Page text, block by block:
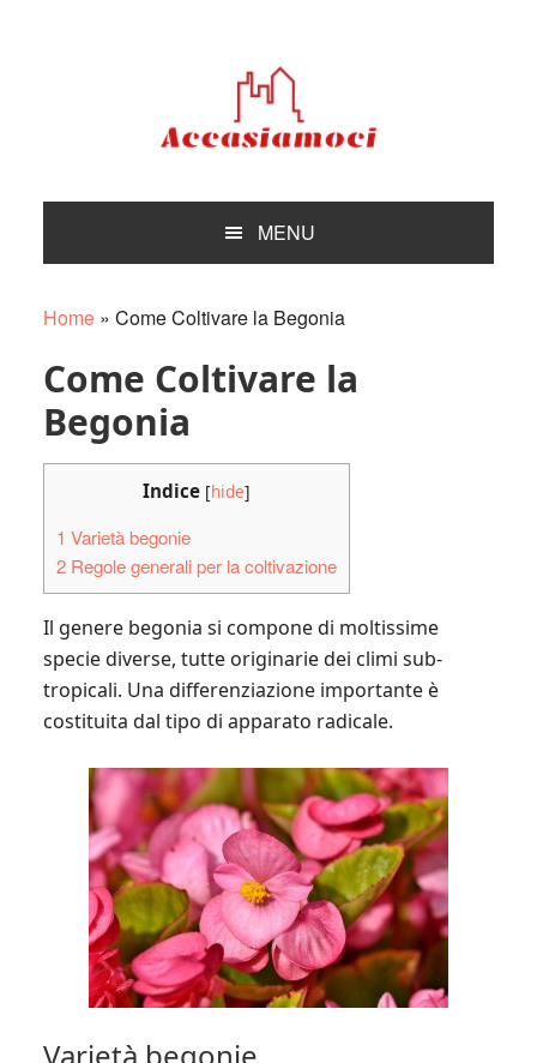
MENU
Home» Come Coltivare la Begonia
Come Coltivare la
Begonia
Indice [hide]
1 Varietà begonie
2Regole generali per la coltivazione
Il genere begonia si compone di moltissime
specie diverse, tutte originarie dei climi sub-
tropicali. Una differenziazione importante è
costituita dal tipo di apparato radicale.